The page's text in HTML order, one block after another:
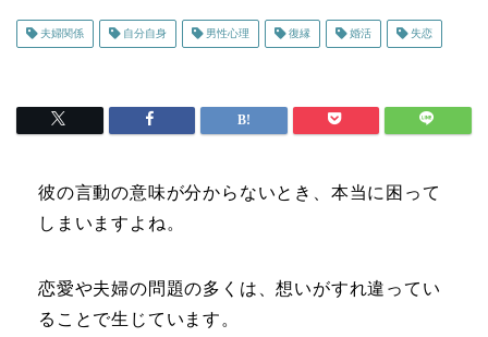
夫婦関係 自分自身 男性心理 復縁 婚活 失恋
彼の言動の意味が分からないとき、本当に困って
しまいますよね。
恋愛や夫婦の問題の多くは、想いがすれ違ってい
ることで生じています。